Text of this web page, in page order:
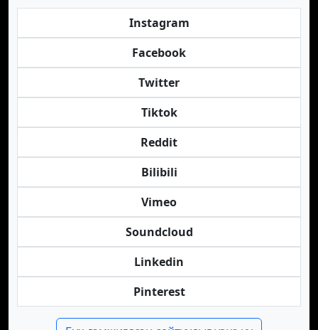
Instagram
Facebook
Twitter
Tiktok
Reddit
Bilibili
Vimeo
Soundcloud
Linkedin
Pinterest